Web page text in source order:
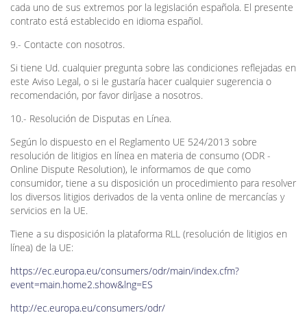
cada uno de sus extremos por la legislación española. El presente
contrato está establecido en idioma español.
9.- Contacte con nosotros.
Si tiene Ud. cualquier pregunta sobre las condiciones reflejadas en
este Aviso Legal, o si le gustaría hacer cualquier sugerencia o
recomendación, por favor diríjase a nosotros.
10.- Resolución de Disputas en Línea.
Según lo dispuesto en el Reglamento UE 524/2013 sobre
resolución de litigios en línea en materia de consumo (ODR -
Online Dispute Resolution), le informamos de que como
consumidor, tiene a su disposición un procedimiento para resolver
los diversos litigios derivados de la venta online de mercancías y
servicios en la UE.
Tiene a su disposición la plataforma RLL (resolución de litigios en
línea) de la UE:
https://ec.europa.eu/consumers/odr/main/index.cfm?
event=main.home2.show&lng=ES
http://ec.europa.eu/consumers/odr/